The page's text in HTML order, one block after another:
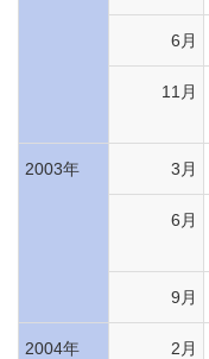
6月
11月
2003年 3月
6月
9月
2004年 2月